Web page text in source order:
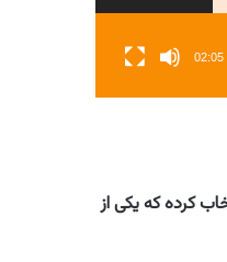
02:05
کرده که یکی از